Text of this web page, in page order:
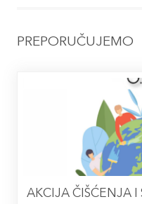
PREPORUČUJEMO
AKCIJA ČIŠĆENJA I